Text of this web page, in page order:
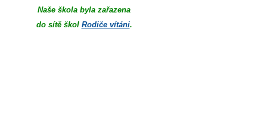
Naše škola byla zařazena
do sítě škol Rodiče vítáni.